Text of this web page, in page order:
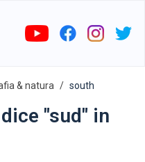
& natura south
"sud" in